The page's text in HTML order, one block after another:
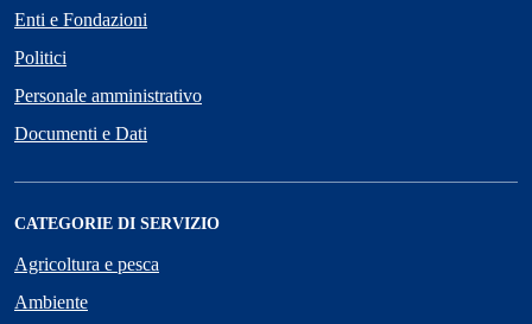
Enti e Fondazioni
Politici
Personale amministrativo
Documenti e Dati
CATEGORIE DI SERVIZIO
Agricoltura e pesca
Ambiente